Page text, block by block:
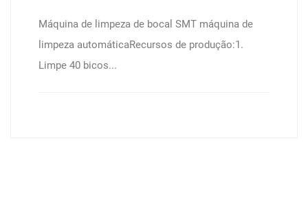
Máquina de limpeza de bocal SMT máquina de
limpeza automáticaRecursos de produção:1.
Limpe 40 bicos...